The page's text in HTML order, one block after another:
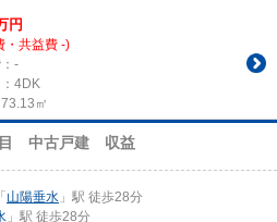
円
・共益費 -)
-
4DK
㎡
目 中古戸建 収益
「 山陽垂水 」駅 徒歩28分
」駅 徒歩28分